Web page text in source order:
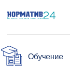
Обучение